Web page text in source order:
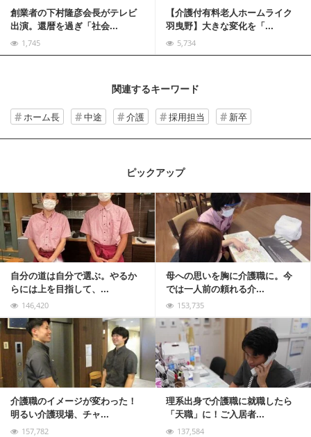
創業者の下村隆彦会長がテレビ
出演。還暦を過ぎ「社会...
1,745
【介護付有料老人ホームライク
羽曳野】大きな変化を「...
5,734
関連するキーワード
ホーム長 中途 介護 採用担当 新卒
ピックアップ
自分の道は自分で選ぶ。やるか
らには上を目指して、...
146,420
母への思いを胸に介護職に。今
では一人前の頼れる介...
153,735
記事を読む
介護職のイメージが変わった！
明るい介護現場、チャ...
157,782
理系出身で介護職に就職したら
「天職」に！ご入居者...
137,584
記事を読む